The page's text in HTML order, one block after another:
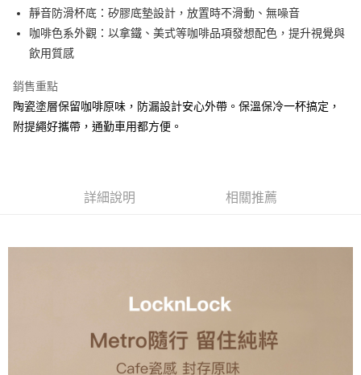
2.基於同意付款使用「大哥付你分期」之契約關係目的，商店將以您的個人
由本公司與您本人進行分期帳單所需資料之確認、核對及更正。
3.完整用戶服務條款，請詳閱以下連結：
靜音防滑杯底：矽膠底墊設計，放置時不滑動、無噪音
咖啡色系外觀：以拿鐵、美式等咖啡品項發想配色，提升視覺與
飲用質感
銷售重點
陶瓷塗層保留咖啡原味，防漏設計安心外帶。保溫保冷一杯搞定，
附提繩好攜帶，通勤車用都方便。
詳細說明 相關推薦